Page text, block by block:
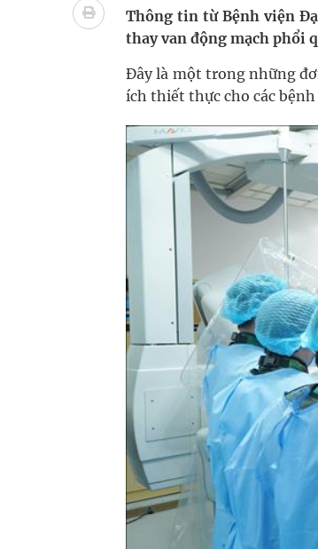
Chấn chỉnh hoạt động kinh doanh
Súp lơ xanh mang đến hy vọng mới
Triển khai đồng bộ các giải pháp
Cách âm nhạc trị liệu được “đo ni
Thông tin từ Bệnh viện
thay van động mạch phổi
Đây là một trong những
ích thiết thực cho các